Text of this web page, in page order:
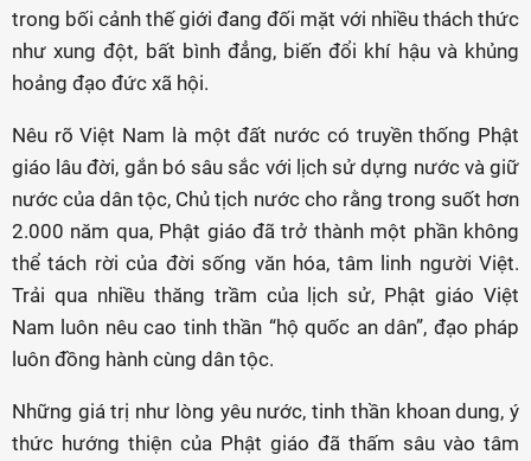
trong bối cảnh thế giới đang đối mặt với nhiều thách thức
như xung đột, bất bình đẳng, biến đổi khí hậu và khủng
hoảng đạo đức xã hội.
Nêu rõ Việt Nam là một đất nước có truyền thống Phật
giáo lâu đời, gắn bó sâu sắc với lịch sử dựng nước và giữ
nước của dân tộc, Chủ tịch nước cho rằng trong suốt hơn
2.000 năm qua, Phật giáo đã trở thành một phần không
thể tách rời của đời sống văn hóa, tâm linh người Việt.
Trải qua nhiều thăng trầm của lịch sử, Phật giáo Việt
Nam luôn nêu cao tinh thần “hộ quốc an dân”, đạo pháp
luôn đồng hành cùng dân tộc.
Những giá trị như lòng yêu nước, tinh thần khoan dung, ý
thức hướng thiện của Phật giáo đã thấm sâu vào tâm